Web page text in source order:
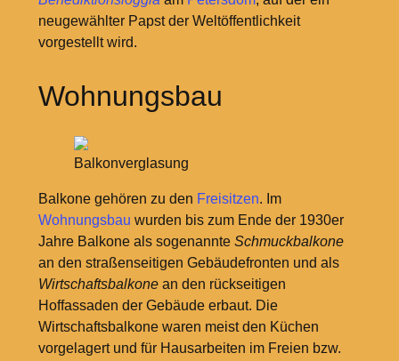
neugewählter Papst der Weltöffentlichkeit
vorgestellt wird.
Wohnungsbau
Balkonverglasung
Balkone gehören zu den Freisitzen. Im
Wohnungsbau wurden bis zum Ende der 1930er
Jahre Balkone als sogenannte Schmuckbalkone
an den straßenseitigen Gebäudefronten und als
Wirtschaftsbalkonean den rückseitigen
Hoffassaden der Gebäude erbaut. Die
Wirtschaftsbalkone waren meist den Küchen
vorgelagert und für Hausarbeiten im Freien bzw.